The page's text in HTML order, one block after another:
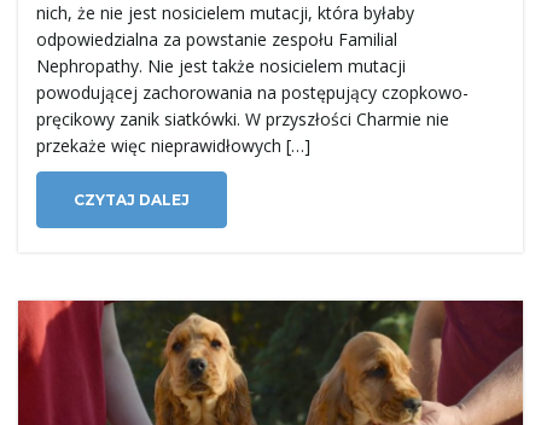
i
nich, że nie jest nosicielem mutacji, która byłaby
odpowiedzialna za powstanie zespołu Familial
Nephropathy. Nie jest także nosicielem mutacji
powodującej zachorowania na postępujący czopkowo-
pręcikowy zanik siatkówki. W przyszłości Charmie nie
przekaże więc nieprawidłowych […]
CZYTAJ DALEJ